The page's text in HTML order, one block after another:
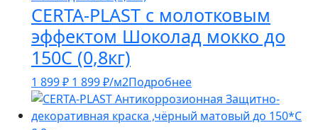
CERTA-PLAST с молотковым
эффектом Шоколад мокко до
150С (0,8кг)
1 899₽ 1 899₽/м2Подробнее